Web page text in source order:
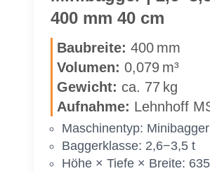
ni­
ger
|
2,6−3,5 To.
|
30 cm
400 mm 40 cm
Bau­brei­te: 400 mm
Vo­lu­men: 0,079 m³
Ge­wicht: ca. 77 kg
Auf­nah­me: Lehn­hoff
Ma­schi­nen­typ: Mi­ni­bag­ger
Bag­ger­klas­se: 2,6−3,5 t
Höhe × Tie­fe × Brei­te: